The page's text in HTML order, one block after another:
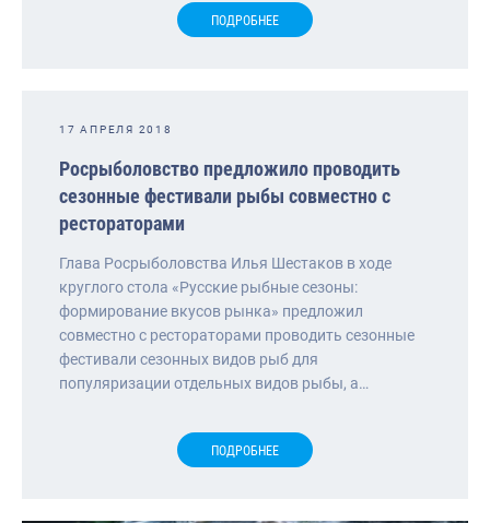
ПОДРОБНЕЕ
17 АПРЕЛЯ 2018
Росрыболовство предложило проводить
сезонные фестивали рыбы совместно с
рестораторами
Глава Росрыболовства Илья Шестаков в ходе
круглого стола «Русские рыбные сезоны:
формирование вкусов рынка» предложил
совместно с рестораторами проводить сезонные
фестивали сезонных видов рыб для
популяризации отдельных видов рыбы, а…
ПОДРОБНЕЕ